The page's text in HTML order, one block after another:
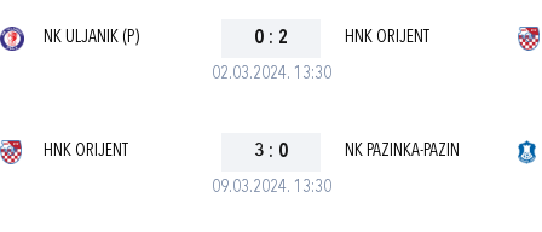
02.03.2024. 13:30
NK ULJANIK (P) 0 : 2 HNK ORIJENT
09.03.2024. 13:30
HNK ORIJENT 3 : 0 NK PAZINKA-PAZIN